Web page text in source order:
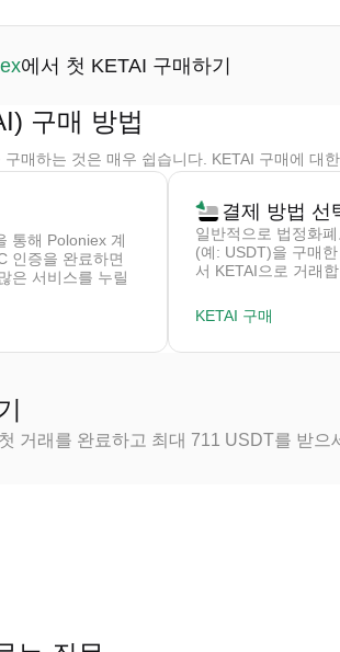
에서 첫 KETAI 구매하기
구매 방법
구매하는 것은 매우 쉽습니다. KETAI 구매에 대
통해 Poloniex 계
인증을 완료하면
은 서비스를 누릴
결제 방법 선
일반적으로 법정화
(예: USDT)을 구매
서 KETAI으로 거래
KETAI 구매
거래를 완료하고 최대 711 USDT를 받으